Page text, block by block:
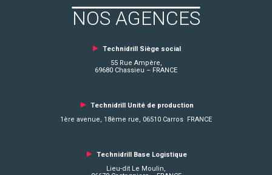
NOS AGENCES
► Technidrill Siège social
55 Rue Ampère,
69680 Chassieu – FRANCE
► Technidrill Unité de production
1ère avenue, 18ème rue, 06510 Carros FRANCE
► Technidrill Base Logistique
Lieu-dit Le Moulin,